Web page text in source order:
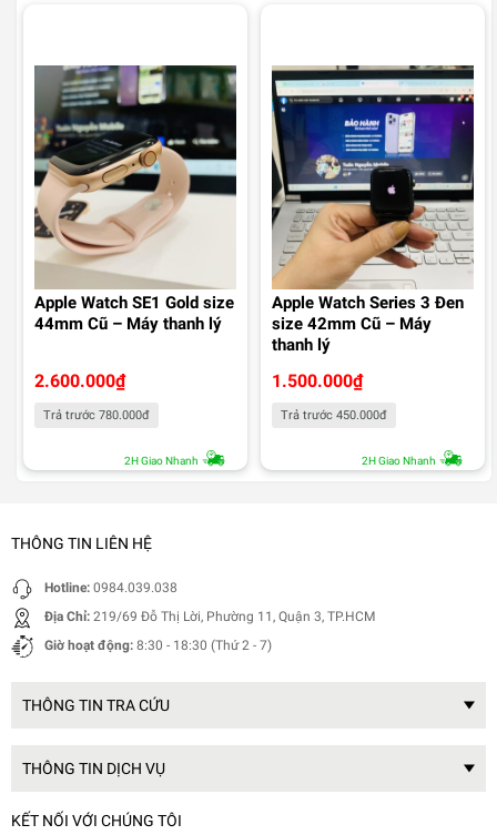
Apple Watch SE1 Gold size
44mm Cũ – Máy thanh lý
2.600.000₫
Trả trước 780.000đ
2H Giao Nhanh
Apple Watch Series 3 Đen
size 42mm Cũ – Máy
thanh lý
1.500.000₫
Trả trước 450.000đ
2H Giao Nhanh
THÔNG TIN LIÊN HỆ
Hotline: 0984.039.038
Địa Chỉ: 219/69 Đỗ Thị Lời, Phường 11, Quận 3, TP.HCM
Giờ hoạt động: 8:30 - 18:30 (Thứ 2 - 7)
THÔNG TIN TRA CỨU
THÔNG TIN DỊCH VỤ
KẾT NỐI VỚI CHÚNG TÔI